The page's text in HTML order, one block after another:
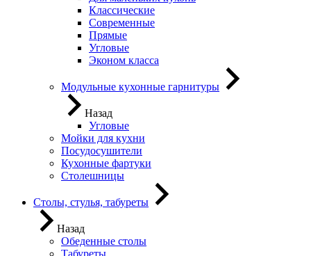
Классические
Современные
Прямые
Угловые
Эконом класса
Модульные кухонные гарнитуры
Назад
Угловые
Мойки для кухни
Посудосушители
Кухонные фартуки
Столешницы
Столы, стулья, табуреты
Назад
Обеденные столы
Табуреты